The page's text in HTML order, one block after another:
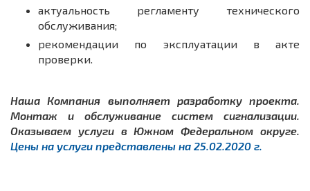
актуальность регламенту технического
обслуживания;
рекомендации по эксплуатации в акте
проверки.
Наша Компания выполняет разработку проекта.
Монтаж и обслуживание систем сигнализации.
Оказываем услуги в Южном Федеральном округе.
Цены на услуги представлены на 25.02.2020 г.